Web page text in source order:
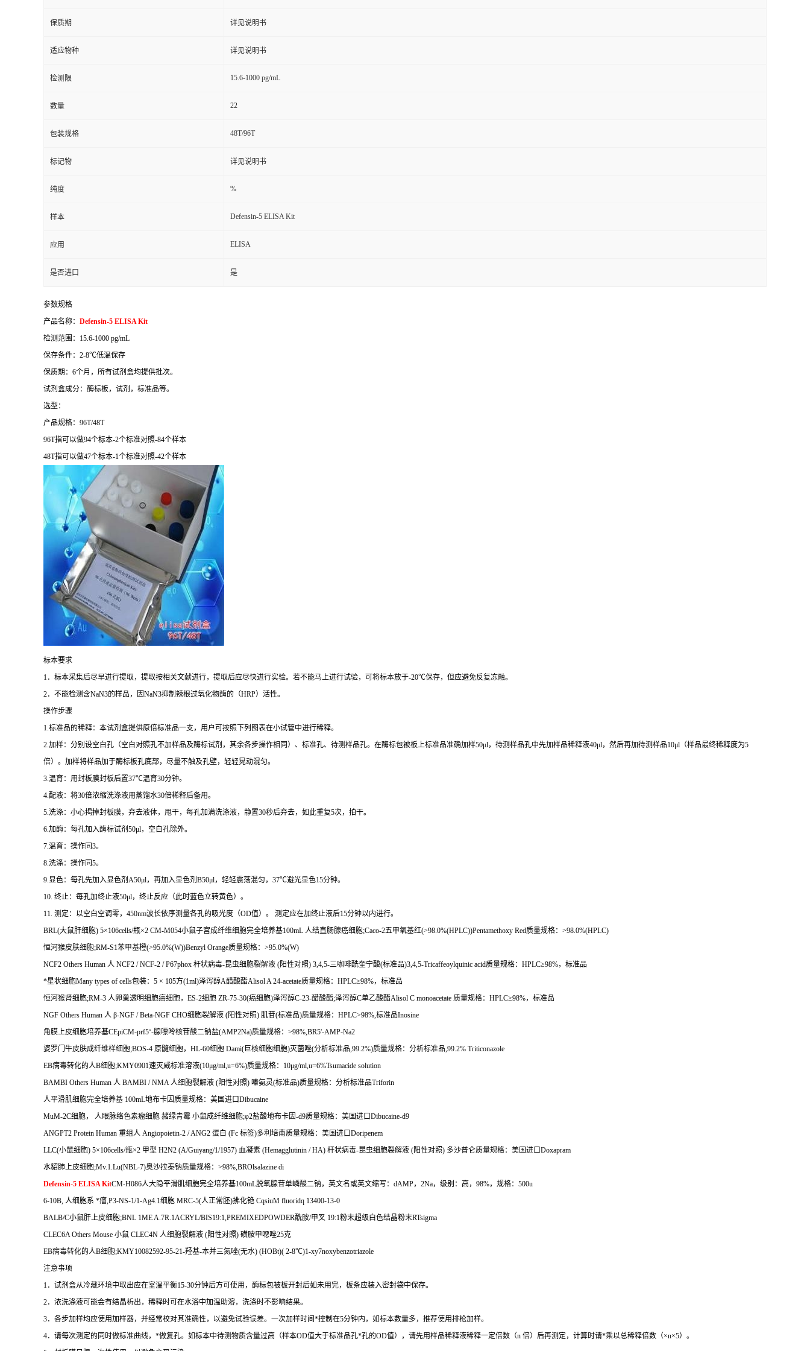
保质期 详见说明书
适应物种 详见说明书
检测限 15.6-1000 pg/mL
数量 22
包装规格 48T/96T
标记物 详见说明书
纯度 %
样本 Defensin-5 ELISA Kit
应用 ELISA
是否进口 是
参数规格
产品名称： Defensin-5 ELISA Kit
检测范围： 15.6-1000 pg/mL
保存条件： 2-8℃低温保存
保质期： 6个月，所有试剂盒均提供批次。
试剂盒成分：酶标板，试剂，标准品等。
选型：
产品规格： 96T/48T
96T指可以做94个标本-2个标准对照-84个样本
48T指可以做47个标本-1个标准对照-42个样本
标本要求
1 ．标本采集后尽早进行提取，提取按相关文献进行，提取后应尽快进行实验。若不能马上进行试验，可将标本放于-20℃保存，但应避免反复冻融。
2．不能检测含NaN3的样品，因NaN3抑制辣根过氧化物酶的（HRP）活性。
操作步骤
1. 标准品的稀释：本试剂盒提供原倍标准品一支，用户可按照下列图表在小试管中进行稀释。
2. 加样：分别设空白孔（空白对照孔不加样品及酶标试剂，其余各步操作相同）、标准孔、待测样品孔。在酶标包被板上标准品准确加样50μl，待测样品孔中先加样品稀释液40μl，然后再加待测样品10μl （样品最终稀释度为5
倍）。加样将样品加于酶标板孔底部，尽量不触及孔壁，轻轻晃动混匀。
3. 温育：用封板膜封板后置37℃温育30分钟。
4. 配液：将30倍浓缩洗涤液用蒸馏水30倍稀释后备用。
5. 洗涤：小心揭掉封板膜，弃去液体，甩干，每孔加满洗涤液，静置30秒后弃去，如此重复5次，拍干。
6. 加酶：每孔加入酶标试剂 50μl，空白孔除外。
7. 温育：操作同3。
8. 洗涤：操作同5。
9. 显色：每孔先加入显色剂 A50μl，再加入显色剂 B50μl，轻轻震荡混匀， 37℃避光显色15分钟。
10. 终止：每孔加终止液50μl，终止反应（此时蓝色立转黄色）。
11. 测定：以空白空调零， 450nm波长依序测量各孔的吸光度（OD值）。 测定应在加终止液后15分钟以内进行。
BRL(大鼠肝细胞) 5×106cells/瓶×2 CM-M054小鼠子宫成纤维细胞完全培养基100mL 人结直肠腺癌细胞;Caco-2五甲氧基红(>98.0%(HPLC))Pentamethoxy Red质量规格： >98.0%(HPLC)
恒河猴皮肤细胞;RM-S1苯甲基橙(>95.0%(W))Benzyl Orange质量规格： >95.0%(W)
NCF2 Others Human 人 NCF2 / NCF-2 / P67phox 杆状病毒-昆虫细胞裂解液 (阳性对照) 3,4,5-三咖啡酰奎宁酸(标准品)3,4,5-Tricaffeoylquinic acid质量规格： HPLC≥98%，标准品
*星状细胞Many types of cells包装： 5 × 105方(1ml)泽泻醇A醋酸酯Alisol A 24-acetate质量规格： HPLC≥98%，标准品
恒河猴肾细胞;RM-3 人卵巢透明细胞癌细胞， ES-2细胞 ZR-75-30(癌细胞)泽泻醇C-23-醋酸酯;泽泻醇C单乙酸酯Alisol C monoacetate 质量规格： HPLC≥98%，标准品
NGF Others Human 人 β-NGF / Beta-NGF CHO细胞裂解液 (阳性对照) 肌苷(标准品)质量规格： HPLC>98%, 标准品Inosine
角膜上皮细胞培养基CEpiCM-prf5‘-腺嘌呤核苷酸二钠盐(AMP2Na)质量规格： >98%,BR5'-AMP-Na2
婆罗门牛皮肤成纤维样细胞;BOS-4 原髓细胞， HL-60细胞 Dami( 巨核细胞细胞)灭菌唑(分析标准品 ,99.2%)质量规格：分析标准品 ,99.2% Triticonazole
EB病毒转化的人B细胞;KMY0901速灭威标准溶液(10μg/ml,u=6%)质量规格： 10μg/ml,u=6%Tsumacide solution
BAMBI Others Human 人 BAMBI / NMA 人细胞裂解液 (阳性对照) 嗪氨灵(标准品)质量规格：分析标准品Triforin
人平滑肌细胞完全培养基 100mL地布卡因质量规格：美国进口Dibucaine
MuM-2C细胞， 人眼脉络色素瘤细胞 赭绿青霉 小鼠成纤维细胞;φ2盐酸地布卡因-d9质量规格：美国进口Dibucaine-d9
ANGPT2 Protein Human 重组人 Angiopoietin-2 / ANG2 蛋白 (Fc 标签)多利培南质量规格：美国进口Doripenem
LLC(小鼠细胞) 5×106cells/瓶×2 甲型 H2N2 (A/Guiyang/1/1957) 血凝素 (Hemagglutinin / HA) 杆状病毒-昆虫细胞裂解液 (阳性对照) 多沙普仑质量规格：美国进口Doxapram
水貂肺上皮细胞;Mv.1.Lu(NBL-7)奥沙拉秦钠质量规格： >98%,BROlsalazine di
Defensin-5 ELISA KitCM-H086人大隐平滑肌细胞完全培养基100mL脱氧腺苷单嶙酸二钠，英文名或英文缩写： dAMP， 2Na，级别：高， 98%，规格： 500u
6-10B, 人细胞系 *瘤 ,P3-NS-1/1-Ag4.1细胞 MRC-5(人正常胚)拂化铯 CqsiuM fluoridq 13400-13-0
BALB/C小鼠肝上皮细胞;BNL 1ME A.7R.1ACRYL/BIS19:1,PREMIXEDPOWDER酰胺/甲叉 19:1粉末超级白色结晶粉末RTsigma
CLEC6A Others Mouse 小鼠 CLEC4N 人细胞裂解液 (阳性对照) 磺胺甲噁唑25克
EB病毒转化的人B细胞;KMY10082592-95-21-羟基-本并三氮唑(无水) (HOBt)( 2-8℃)1-xy7noxybenzotriazole
注意事项
1 ．试剂盒从冷藏环境中取出应在室温平衡15-30分钟后方可使用，酶标包被板开封后如未用完，板条应装入密封袋中保存。
2．浓洗涤液可能会有结晶析出，稀释时可在水浴中加温助溶，洗涤时不影响结果。
3．各步加样均应使用加样器，并经常校对其准确性，以避免试验误差。一次加样时间*控制在5分钟内，如标本数量多，推荐使用排枪加样。
4．请每次测定的同时做标准曲线， *做复孔。如标本中待测物质含量过高（样本OD值大于标准品孔*孔的OD值），请先用样品稀释液稀释一定倍数（n 倍）后再测定，计算时请*乘以总稀释倍数（×n×5）。